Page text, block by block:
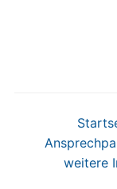
weitere